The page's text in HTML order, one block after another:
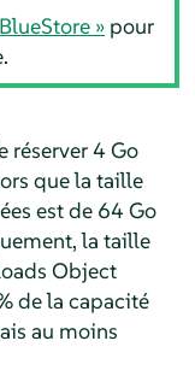
» pour
réserver 4 Go
que la taille
est de 64 Go
la taille
Object
de la capacité
au moins